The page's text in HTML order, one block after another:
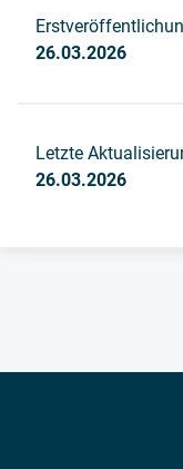
26.03.2026
Letzte
26.03.2026